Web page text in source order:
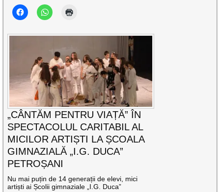
„CÂNTĂM PENTRU VIAȚĂ” ÎN
SPECTACOLUL CARITABIL AL
MICILOR ARTIȘTI LA ȘCOALA
GIMNAZIALĂ „I.G. DUCA”
PETROȘANI
Nu mai puțin de 14 generații de elevi, mici
artiști ai Școlii gimnaziale „I.G. Duca”